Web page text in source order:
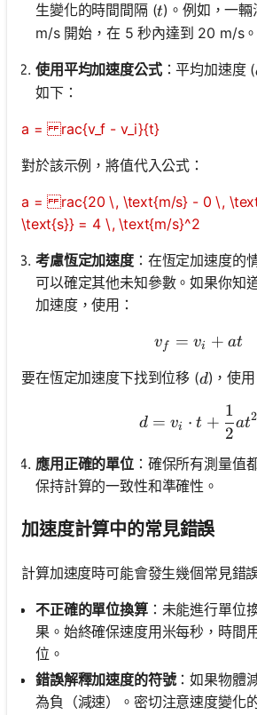
生變化的時間間隔 (t
t)。例如，一
m/s 開始，在 5 秒內達到 20 m/s。
使用平均加速度公式：平均加速度 (
如下：
a = rac{v_f - v_i}{t}
對於該示例，將值代入公式：
a = rac{20 \, \text{m/s} - 0 \,
\text{s}} = 4 \, \text{m/s}^2
考慮恆定加速度：在恆定加速度的
可以確定其他未知參數。如果你知
加速度，使用：
v_f =
vf = vi + at
要在恆定加速度下找到位移 (d
d)，使用
d =
d = vi ⋅ t +
2
1
at2
應用正確的單位：確保所有測量值
保持計算的一致性和準確性。
加速度計算中的常見錯誤
計算加速度時可能會發生幾個常見錯誤
不正確的單位換算：未能進行單位
果。始終確保速度用米每秒，時間
位。
錯誤解釋加速度的符號：如果物體
為負（減速）。密切注意速度變化